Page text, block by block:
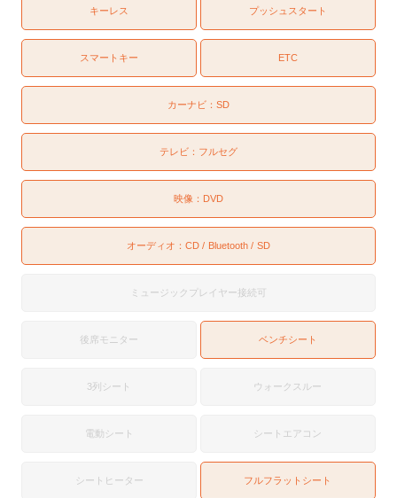
キーレス プッシュスタート
スマートキー ETC
カーナビ： SD
テレビ： フルセグ
映像： DVD
オーディオ： CD Bluetooth SD
ミュージックプレイヤー接続可
後席モニター ベンチシート
3列シート ウォークスルー
電動シート シートエアコン
シートヒーター フルフラットシート